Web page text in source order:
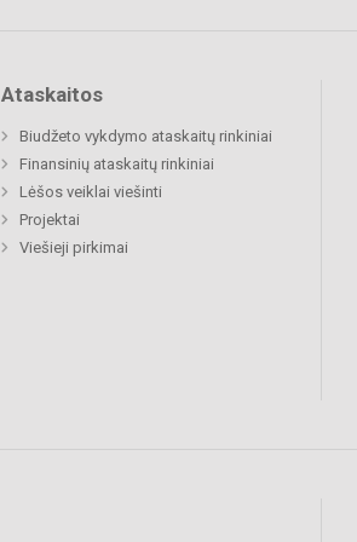
Ataskaitos
Biudžeto vykdymo ataskaitų rinkiniai
Finansinių ataskaitų rinkiniai
Lėšos veiklai viešinti
Projektai
Viešieji pirkimai